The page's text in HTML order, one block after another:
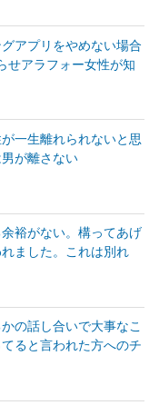
アプリをやめない場合
せアラフォー女性が知
一生離れられないと思
が離さない
余裕がない。構ってあげ
ました。これは別れ
の話し合いで大事なこ
ると言われた方へのチ